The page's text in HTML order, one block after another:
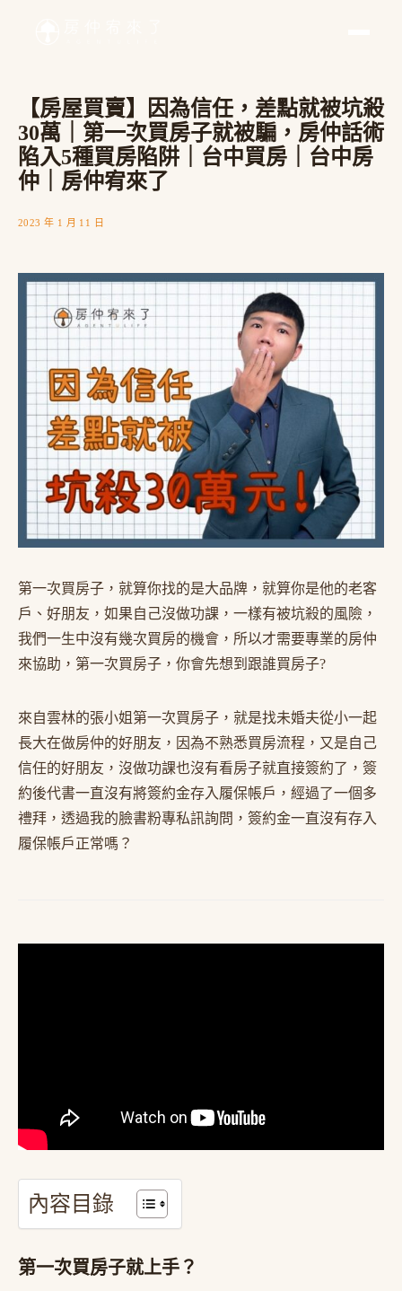
【房屋買賣】因為信任，差點就被坑殺
30萬｜第一次買房子就被騙，房仲話術
陷入5種買房陷阱｜台中買房｜台中房
仲｜房仲宥來了
2023 年 1 月 11 日
第一次買房子，就算你找的是大品牌，就算你是他的老客
戶、好朋友，如果自己沒做功課，一樣有被坑殺的風險，
我們一生中沒有幾次買房的機會，所以才需要專業的房仲
來協助，第一次買房子，你會先想到跟誰買房子?
來自雲林的張小姐第一次買房子，就是找未婚夫從小一起
長大在做房仲的好朋友，因為不熟悉買房流程，又是自己
信任的好朋友，沒做功課也沒有看房子就直接簽約了，簽
約後代書一直沒有將簽約金存入履保帳戶，經過了一個多
禮拜，透過我的臉書粉專私訊詢問，簽約金一直沒有存入
履保帳戶正常嗎？
內容目錄
第一次買房子就上手？